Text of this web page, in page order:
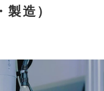
造）